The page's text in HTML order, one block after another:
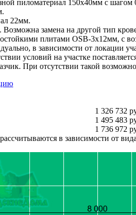
пиломатериал 150х40мм с
22мм.
замена на другой тип
плитами OSB-3х12мм, с
в зависимости от локации
условий на участке
При отсутствии такой
1 326 732
1 495 483
1 736 972
в зависимости от